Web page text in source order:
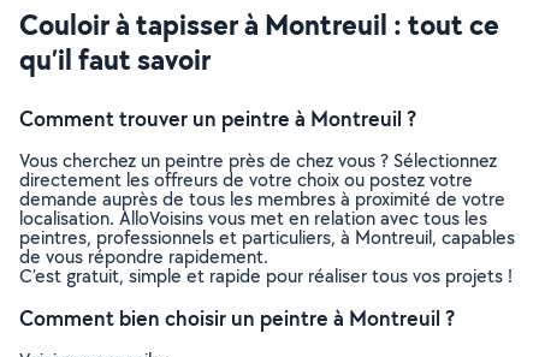
Couloir à tapisser à Montreuil : tout ce
qu’il faut savoir
Comment trouver un peintre à Montreuil ?
Vous cherchez un peintre près de chez vous ? Sélectionnez
directement les offreurs de votre choix ou postez votre
demande auprès de tous les membres à proximité de votre
localisation. AlloVoisins vous met en relation avec tous les
peintres, professionnels et particuliers, à Montreuil, capables
de vous répondre rapidement.
C’est gratuit, simple et rapide pour réaliser tous vos projets !
Comment bien choisir un peintre à Montreuil ?